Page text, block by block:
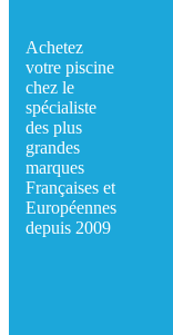
Achetez
votre piscine
chez le
spécialiste
des plus
grandes
marques
Françaises et
Européennes
depuis 2009